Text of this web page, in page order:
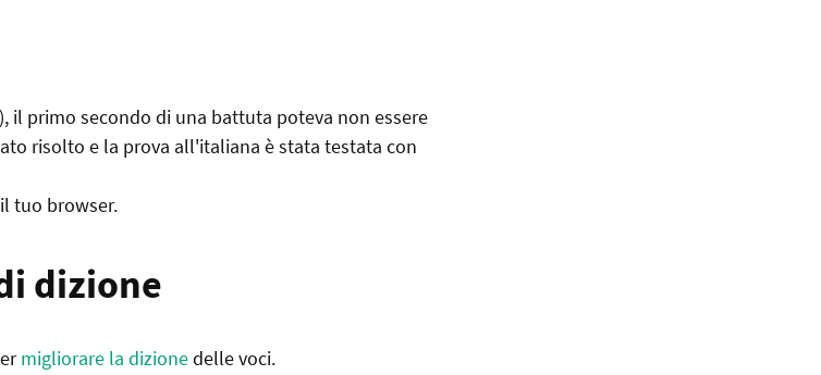
il primo secondo di una battuta poteva non essere
risolto e la prova all'italiana è stata testata con
tuo browser.
dizione
migliorare la dizionedelle voci.